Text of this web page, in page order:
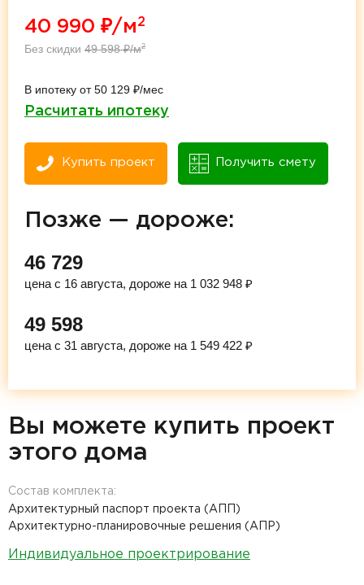
40 990 ₽/м 2
Без скидки 49 598₽/м2
В ипотеку от 50 129 ₽/мес
Расчитать ипотеку
Купить проект Получить смету
Позже — дороже:
46 729
цена с 16 августа, дороже на 1 032 948 ₽
49 598
цена с 31 августа, дороже на 1 549 422 ₽
Вы можете купить проект
этого дома
Состав комплекта:
Архитектурный паспорт проекта (АПП)
Архитектурно-планировочные решения (АПР)
Индивидуальное проектрирование